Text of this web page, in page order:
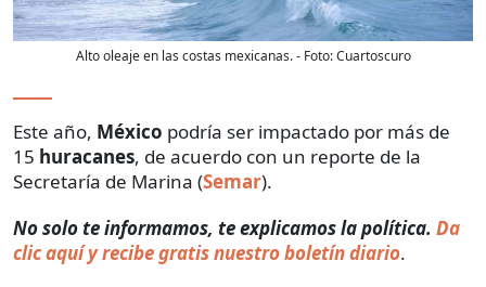
Alto oleaje en las costas mexicanas.- Foto:Cuartoscuro
Este año, México podría ser impactado por más de
15 huracanes, de acuerdo con un reporte de la
Secretaría de Marina (Semar).
No solo te informamos, te explicamos la política. Da
clic aquí y recibe gratis nuestro boletín diario.